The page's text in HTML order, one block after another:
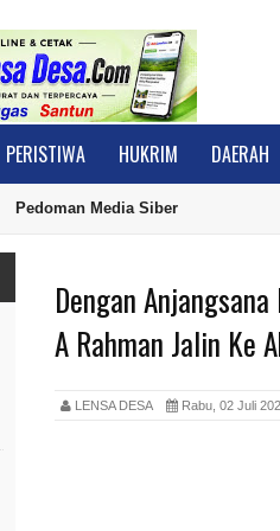
PERISTIWA HUKRIM DAERAH
Pedoman Media Siber
Dengan
A Rahman Jalin Ke
LENSA DESA Rabu, 02 Juli